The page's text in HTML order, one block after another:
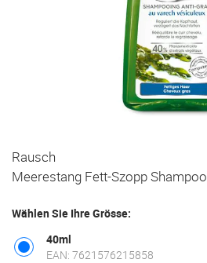
Zum
Anfang
der
springen
Rausch
Meerestang Fett-Szopp Shampoo
Wählen Sie Ihre Grösse:
40ml
EAN: 7621576215858